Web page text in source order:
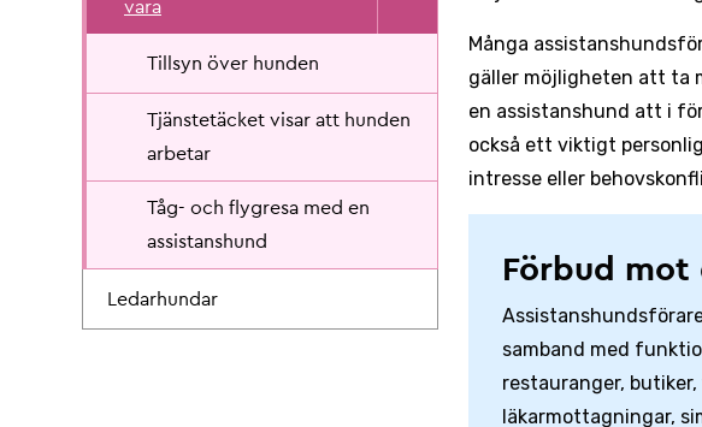
vara
Tillsyn över hunden
Tjänstetäcket visar att hunden
arbetar
Tåg- och flygresa med en
assistanshund
Ledarhundar
Många
gäller möjligheten att ta
en assistanshund att i
också ett viktigt
intresse eller
Förbud
samband med
restauranger,
läkarmottagningar,